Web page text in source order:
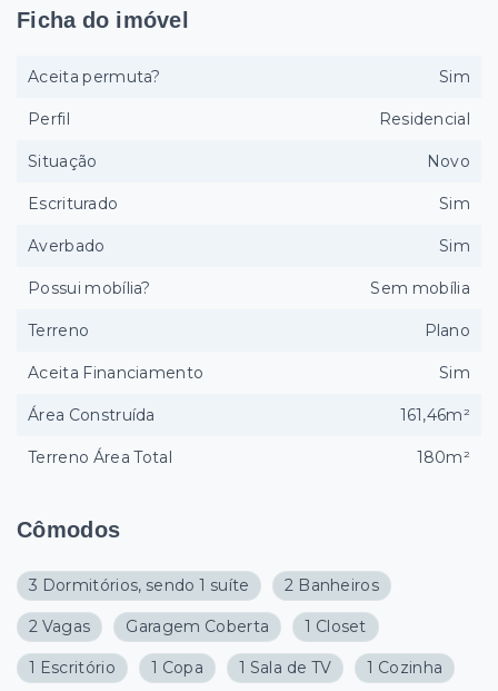
Cômodos
3 Dormitórios, sendo 1 suíte 2 Banheiros
2 Vagas Garagem Coberta 1 Closet
1 Escritório 1 Copa 1 Sala de TV 1 Cozinha
Ficha do imóvel
Aceita permuta? Sim
Perfil Residencial
Situação Novo
Escriturado Sim
Averbado Sim
Possui mobília? Sem mobília
Terreno Plano
Aceita Financiamento Sim
Área Construída 161,46m²
Terreno Área Total 180m²